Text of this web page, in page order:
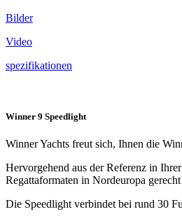
Bilder
Video
spezifikationen
Winner 9 Speedlight
Winner Yachts freut sich, Ihnen die
Hervorgehend aus der Referenz in
Regattaformaten in Nordeuropa
Die Speedlight verbindet bei rund 30